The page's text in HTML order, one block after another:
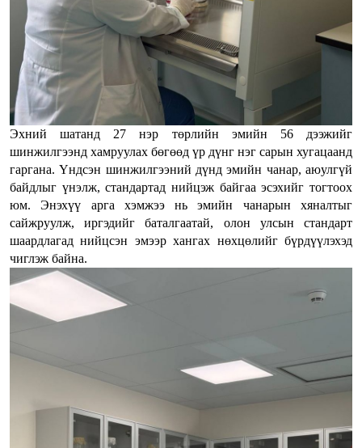
Эхний шатанд 27 нэр төрлийн эмийн 56 дээжийг
шинжилгээнд хамруулах бөгөөд үр дүнг нэг сарын хугацаанд
гаргана. Үндсэн шинжилгээний дүнд эмийн чанар, аюулгүй
байдлыг үнэлж, стандартад нийцэж байгаа эсэхийг тогтоох
юм. Энэхүү арга хэмжээ нь эмийн чанарын хяналтыг
сайжруулж, иргэдийг баталгаатай, олон улсын стандарт
шаардлагад нийцсэн эмээр хангах нөхцөлийг бүрдүүлэхэд
чиглэж байна.